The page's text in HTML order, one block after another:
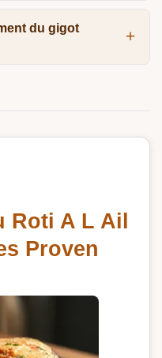
du gigot
Roti A L Ail
Proven